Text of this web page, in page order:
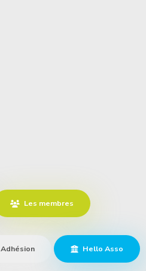
Les membres
Adhésion Hello Asso